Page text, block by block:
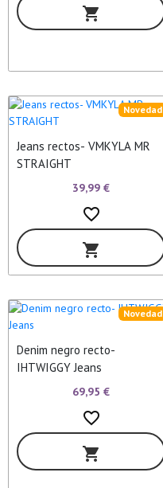
shopping_cart
Jeans rectos- VMKYLA MR
STRAIGHT
Novedad
39,99 €
favorite_border
shopping_cart
Denim negro recto-
IHTWIGGY Jeans
Novedad
69,95 €
favorite_border
shopping_cart